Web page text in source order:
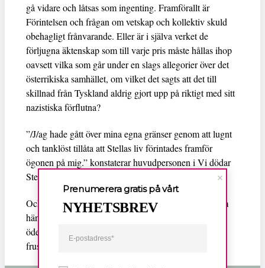
gå vidare och låtsas som ingenting. Framförallt är
Förintelsen och frågan om vetskap och kollektiv skuld
obehagligt frånvarande. Eller är i själva verket de
förljugna äktenskap som till varje pris måste hållas ihop
oavsett vilka som går under en slags allegorier över det
österrikiska samhället, om vilket det sagts att det till
skillnad från Tyskland aldrig gjort upp på riktigt med sitt
nazistiska förflutna?
”/J/ag hade gått över mina egna gränser genom att lugnt
och tanklöst tillåta att Stellas liv förintades framför
ögonen på mig.” konstaterar huvudpersonen i Vi dödar
Stella.
Och kanske är det denna förljugna efterkrigsvärld som
händelsen i Väggen, vad den nu är för händelse,
ödelägger. Människorna dör ju trots allt förstenade,
frusna i tiden i sina små idylliska alpstugor.
Prenumerera gratis på vårt
NYHETSBREV